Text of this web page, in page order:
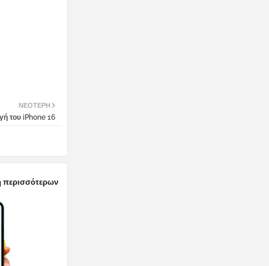
ΝΕΌΤΕΡΗ
του iPhone 16
περισσότερων